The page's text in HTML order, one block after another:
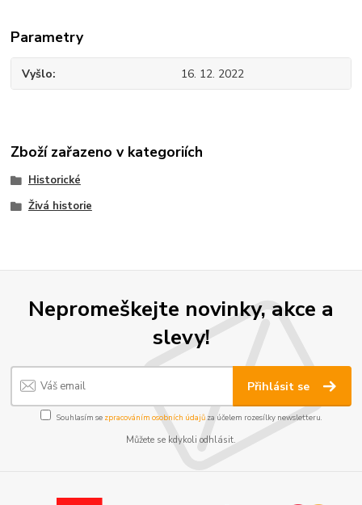
Parametry
Vyšlo 16. 12. 2022
Zboží zařazeno v kategoriích
Historické
Živá historie
Nepromeškejte novinky, akce a
slevy!
Přihlásit se
Souhlasím se zpracováním osobních údajůza účelem rozesílky newsletteru.
Můžete se kdykoli odhlásit.